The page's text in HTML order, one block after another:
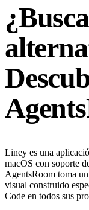
Liney es una
macOS con soporte
AgentsRoom toma
visual construido
Code en todos sus